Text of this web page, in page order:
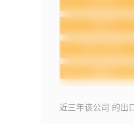
近三年该公司 的出